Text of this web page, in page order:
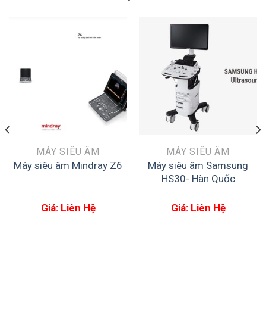
MÁY SIÊU ÂM
Máy siêu âm Mindray Z6
Giá: Liên Hệ
MÁY SIÊU ÂM
Máy siêu âm Samsung
HS30- Hàn Quốc
Giá: Liên Hệ